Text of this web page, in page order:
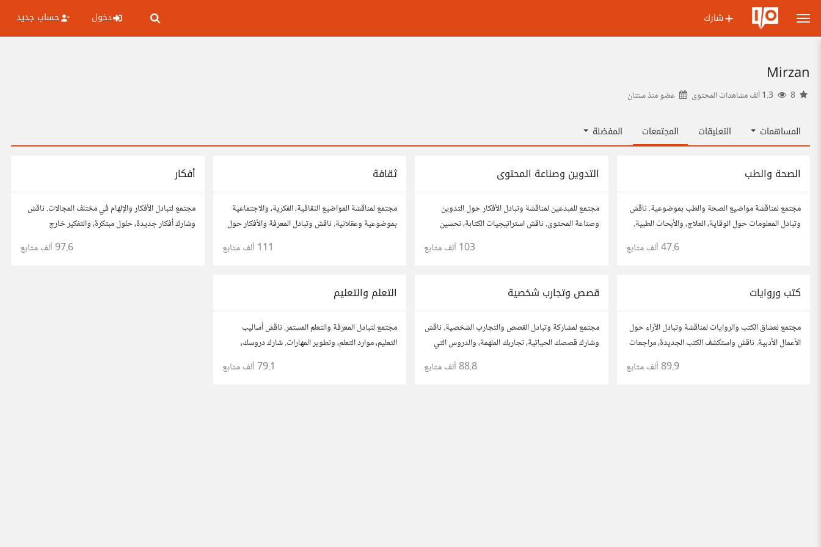
شارك دخول حساب جديد
Mirzan
عضو منذسنتان
المساهمات التعليقات المجتمعات المفضلة
الصحة والطب
مجتمع لمناقشة مواضيع الصحة والطب بموضوعية. ناقش
وتبادل المعلومات حول الوقاية، العلاج، والأبحاث الطبية.
شارك مقالاتك، نصائحك، وأسئلتك، وتواصل مع أشخاص
47.6 ألف متابع
التدوين وصناعة المحتوى
مجتمع للمبدعين لمناقشة وتبادل الأفكار حول التدوين
وصناعة المحتوى. ناقش استراتيجيات الكتابة، تحسين
محركات البحث، وإنتاج المحتوى المرئي والمسموع. شارك
أفكارك وأسئلتك، وتواصل مع كتّاب ومبدعين آخرين.
103 ألف متابع
ثقافة
مجتمع لمناقشة المواضيع الثقافية، الفكرية، والاجتماعية
بموضوعية وعقلانية. ناقش وتبادل المعرفة والأفكار حول
111 ألف متابع
أفكار
مجتمع لتبادل الأفكار والإلهام في مختلف المجالات. ناقش
وشارك أفكار جديدة، حلول مبتكرة، والتفكير خارج
الصندوق. شارك بمقترحاتك وأسئلتك، وتواصل مع مفكرين
97.6 ألف متابع
كتب وروايات
مجتمع لعشاق الكتب والروايات لمناقشة وتبادل الآراء حول
الأعمال الأدبية. ناقش واستكشف الكتب الجديدة، مراجعات
الروايات، ومشاركة توصيات القراءة. شارك أفكارك،
نصائحك، وأسئلتك، وتواصل مع قراء آخرين.89.9 ألف متابع
قصص وتجارب شخصية
مجتمع لمشاركة وتبادل القصص والتجارب الشخصية. ناقش
وشارك قصصك الحياتية، تجاربك الملهمة، والدروس التي
تعلمتها. شارك تجاربك مع الآخرين، واستفد من قصصهم
88.8 ألف متابع
التعلم والتعليم
مجتمع لتبادل المعرفة والتعلم المستمر. ناقش أساليب
التعليم، موارد التعلم، وتطوير المهارات. شارك دروسك،
نصائحك، وأسئلتك، وتواصل مع معلمين وطلاب يسعون
79.1 ألف متابع